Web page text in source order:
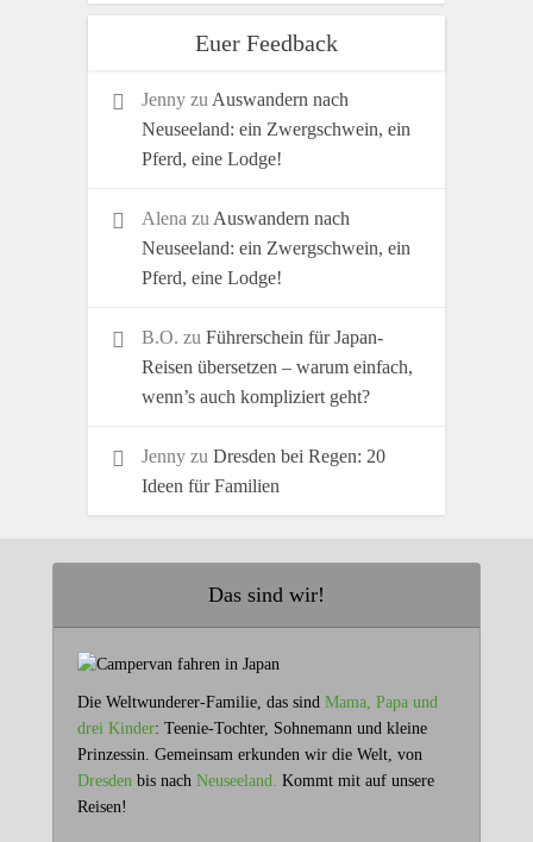
Euer Feedback
Jenny zu Auswandern nach
Neuseeland: ein Zwergschwein, ein
Pferd, eine Lodge!
Alena zu Auswandern nach
Neuseeland: ein Zwergschwein, ein
Pferd, eine Lodge!
B.O. zu Führerschein für Japan-
Reisen übersetzen – warum einfach,
wenn’s auch kompliziert geht?
Jenny zu Dresden bei Regen: 20
Ideen für Familien
Das sind wir!
Die Weltwunderer-Familie, das sind Mama, Papa und
drei Kinder: Teenie-Tochter, Sohnemann und kleine
Prinzessin. Gemeinsam erkunden wir die Welt, von
Dresden bis nach Neuseeland. Kommt mit auf unsere
Reisen!